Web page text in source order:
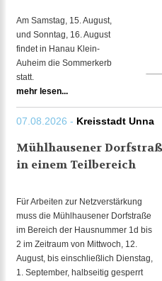
Am Samstag, 15. August,
und Sonntag, 16. August
findet in Hanau Klein-
Auheim die Sommerkerb
statt.
mehr lesen...
07.08.2026 - Kreisstadt Unna
Mühlhausener
in einem Teilbereich
Für Arbeiten zur Netzverstärkung
muss die Mühlhausener Dorfstraße
im Bereich der Hausnummer 1d bis
2 im Zeitraum von Mittwoch, 12.
August, bis einschließlich Dienstag,
1. September, halbseitig gesperrt